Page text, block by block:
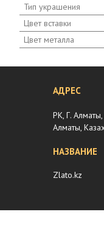
Тип украшения
Цвет вставки
Цвет металла
РК, Г.
Алматы,
Zlato.kz